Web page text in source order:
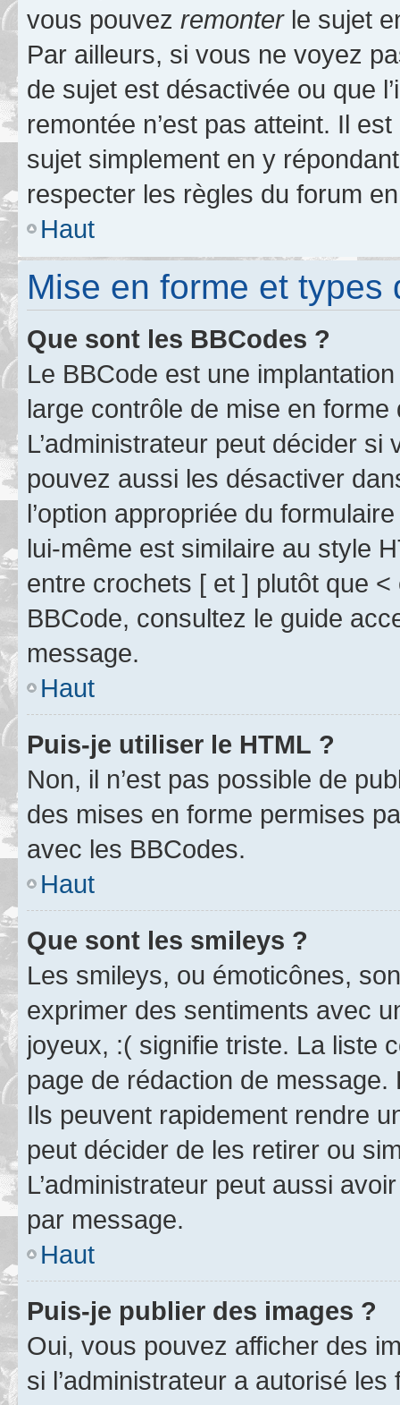
vous pouvez remonterle sujet
Par ailleurs, si vous ne voyez
de sujet est désactivée ou que
remontée n’est pas atteint. Il
sujet simplement en y
respecter les règles du forum
Haut
Mise en forme et types
Que sont les BBCodes ?
Le BBCode est une
large contrôle de mise en forme
L’administrateur peut décider
pouvez aussi les désactiver
l’option appropriée du
lui-même est similaire au style
entre crochets [ et ] plutôt que
BBCode, consultez le guide
message.
Haut
Puis-je utiliser le HTML ?
Non, il n’est pas possible de
des mises en forme permises
avec les BBCodes.
Haut
Que sont les smileys ?
Les smileys, ou émoticônes,
exprimer des sentiments avec
joyeux, :( signifie triste. La liste
page de rédaction de
Ils peuvent rapidement rendre
peut décider de les retirer ou
L’administrateur peut aussi
par message.
Haut
Puis-je publier des images ?
Oui, vous pouvez afficher des
si l’administrateur a autorisé